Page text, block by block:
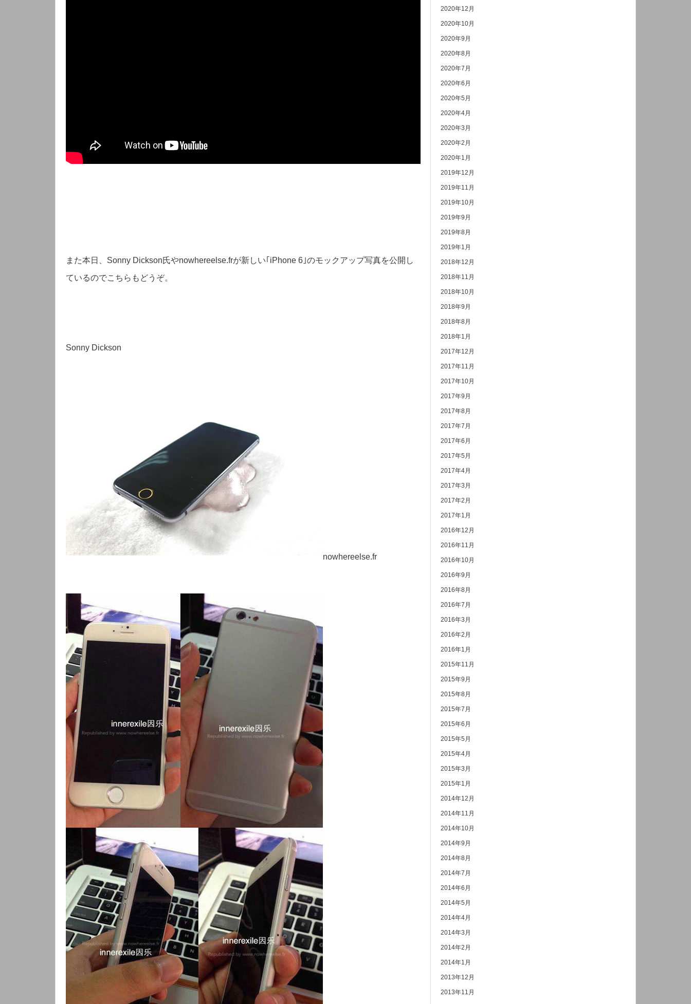
また本日、Sonny Dickson氏やnowhereelse.frが新しい｢iPhone 6｣のモックアップ写真を公開し
ているのでこちらもどうぞ。
Sonny Dickson
nowhereelse.fr
2020年12月
2020年10月
2020年9月
2020年8月
2020年7月
2020年6月
2020年5月
2020年4月
2020年3月
2020年2月
2020年1月
2019年12月
2019年11月
2019年10月
2019年9月
2019年8月
2019年1月
2018年12月
2018年11月
2018年10月
2018年9月
2018年8月
2018年1月
2017年12月
2017年11月
2017年10月
2017年9月
2017年8月
2017年7月
2017年6月
2017年5月
2017年4月
2017年3月
2017年2月
2017年1月
2016年12月
2016年11月
2016年10月
2016年9月
2016年8月
2016年7月
2016年3月
2016年2月
2016年1月
2015年11月
2015年9月
2015年8月
2015年7月
2015年6月
2015年5月
2015年4月
2015年3月
2015年1月
2014年12月
2014年11月
2014年10月
2014年9月
2014年8月
2014年7月
2014年6月
2014年5月
2014年4月
2014年3月
2014年2月
2014年1月
2013年12月
2013年11月